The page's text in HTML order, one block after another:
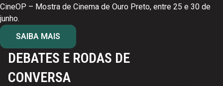
CineOP – Mostra de Cinema de Ouro Preto, entre 25 e 30 de
junho.
SAIBA MAIS
DEBATES E RODAS DE
CONVERSA